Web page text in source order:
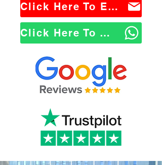
Click Here To Email Us
Click Here To WhatsApp Us